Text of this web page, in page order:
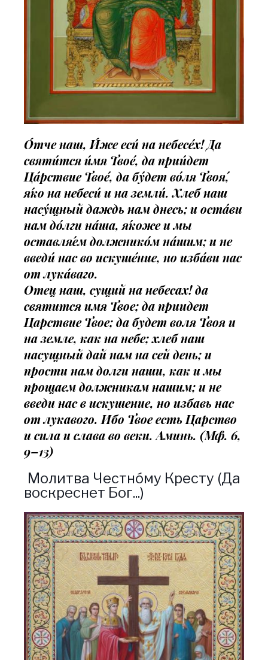
О́тче наш, И́же еси́ на небесе́х! Да
святи́тся и́мя Твое́, да прии́дет
Ца́рствие Твое́, да бу́дет во́ля Твоя́,
я́ко на небеси́ и на земли́. Хлеб наш
насу́щный даждь нам днесь; и оста́ви
нам до́лги на́ша, я́коже и мы
оставля́ем должнико́м на́шим; и не
введи́ нас во искуше́ние, но изба́ви нас
от лука́ваго.
Отец наш, сущий на небесах! да
святится имя Твое; да приидет
Царствие Твое; да будет воля Твоя и
на земле, как на небе; хлеб наш
насущный дай нам на сей день; и
прости нам долги наши, как и мы
прощаем должникам нашим; и не
введи нас в искушение, но избавь нас
от лукавого. Ибо Твое есть Царство
и сила и слава во веки. Аминь. (Мф. 6,
9–13)
Молитва Честно́му Кресту (Да
воскреснет Бог...)